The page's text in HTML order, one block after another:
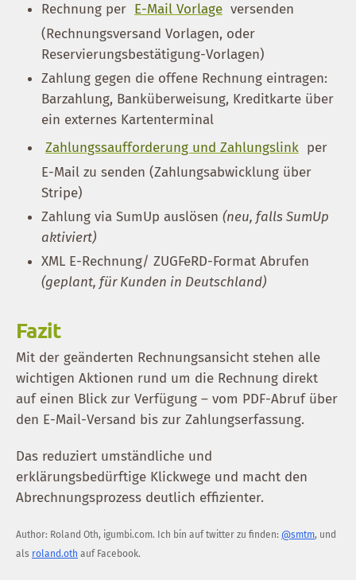
Rechnung per E-Mail Vorlage versenden
(Rechnungsversand Vorlagen, oder
Reservierungsbestätigung-Vorlagen)
Zahlung gegen die offene Rechnung eintragen:
Barzahlung, Banküberweisung, Kreditkarte über
ein externes Kartenterminal
Zahlungssaufforderung und Zahlungslink per
E-Mail zu senden (Zahlungsabwicklung über
Stripe)
Zahlung via SumUp auslösen (neu, falls SumUp
aktiviert)
XML E-Rechnung/ ZUGFeRD-Format Abrufen
(geplant, für Kunden in Deutschland)
Fazit
Mit der geänderten Rechnungsansicht stehen alle
wichtigen Aktionen rund um die Rechnung direkt
auf einen Blick zur Verfügung – vom PDF-Abruf über
den E-Mail-Versand bis zur Zahlungserfassung.
Das reduziert umständliche und
erklärungsbedürftige Klickwege und macht den
Abrechnungsprozess deutlich effizienter.
Author: Roland Oth, igumbi.com. Ich bin auf twitter zu finden: @smtm, und
als roland.oth auf Facebook.